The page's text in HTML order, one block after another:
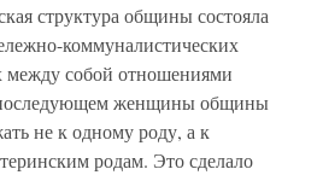
структура общины состояла
коммуналистических
между собой отношениями
последующем женщины общины
не к одному роду, а к
родам. Это сделало